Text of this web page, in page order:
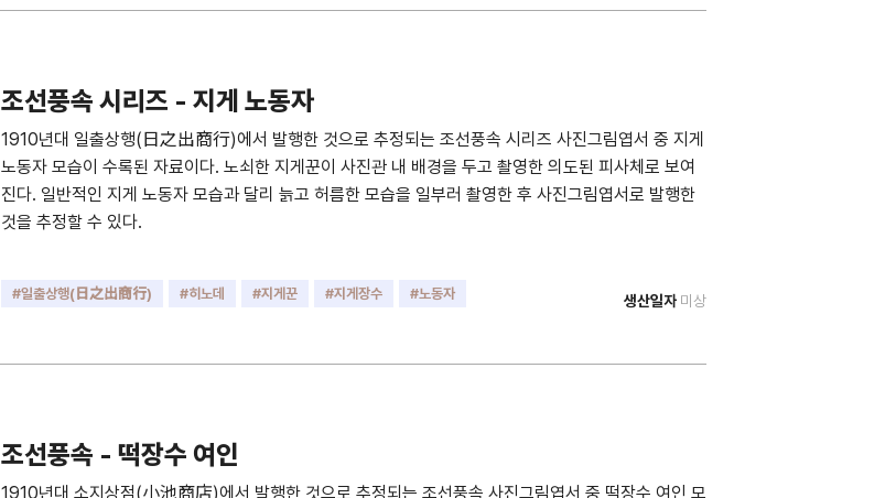
조선풍속 시리즈 - 지게 노동자
1910년대 일출상행(日之出商行)에서 발행한 것으로 추정되는 조선풍속 시리즈 사진그림엽서 중 지게
노동자 모습이 수록된 자료이다. 노쇠한 지게꾼이 사진관 내 배경을 두고 촬영한 의도된 피사체로 보여
진다. 일반적인 지게 노동자 모습과 달리 늙고 허름한 모습을 일부러 촬영한 후 사진그림엽서로 발행한
것을 추정할 수 있다.
#일출상행(日之出商行) #히노데 #지게꾼 #지게장수
#노동자
생산일자 미상
조선풍속 - 떡장수 여인
1910년대 소지상점(小池商店)에서 발행한 것으로 추정되는 조선풍속 사진그림엽서 중 떡장수 여인 모